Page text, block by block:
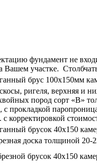
фундамент не
Вашем участке.
брус 100х150мм
ригеля, верхняя и
пород сорт «В»
прокладкой
с корректировкой
брусок 40х150
доска толщиной
брусок 40х150